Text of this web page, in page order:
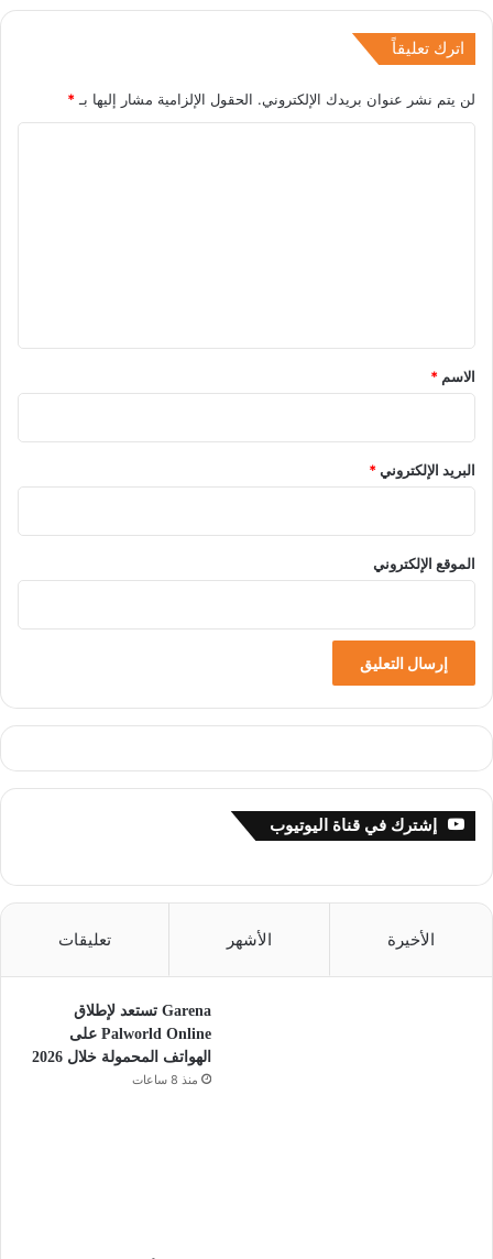
اترك تعليقاً
لن يتم نشر عنوان بريدك الإلكتروني. الحقول الإلزامية مشار إليها بـ *
*
الاسم *
البريد الإلكتروني*
الموقع الإلكتروني
إشترك في قناة اليوتيوب
الأخيرة الأشهر تعليقات
Garena تستعد لإطلاق
Palworld Online على
الهواتف المحمولة خلال 2026
منذ 8 ساعات